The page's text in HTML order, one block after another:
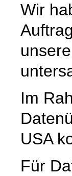
Wir
Im
USA
Für